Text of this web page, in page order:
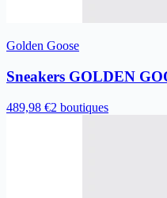
Golden Goose
Sneakers GOLDEN
489,98 €2 boutiques